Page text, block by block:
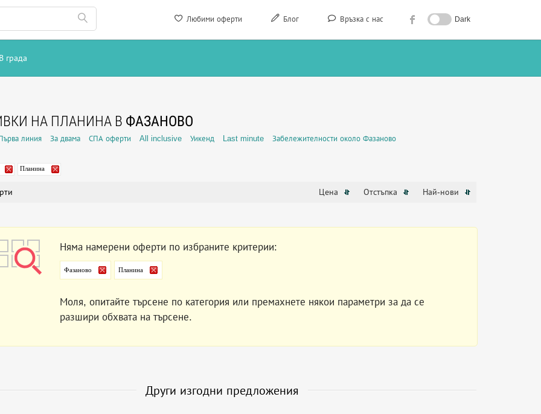
Любими оферти Блог Връзка с нас Dark
В града
НА ПЛАНИНА В ФАЗАНОВО
линия За двама СПА оферти All inclusive Уикенд Last minute Забележителности около Фазаново
Планина
Цена Отстъпка Най-нови
Няма намерени оферти по избраните критерии:
Фазаново Планина
Моля, опитайте търсене по категория или премахнете някои параметри за да се
разшири обхвата на търсене.
Други изгодни предложения